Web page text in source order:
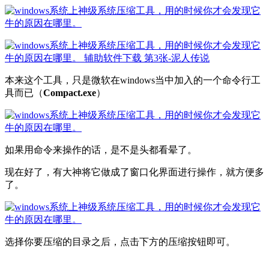
本来这个工具，只是微软在windows当中加入的一个命令行工
具而已（Compact.exe）
如果用命令来操作的话，是不是头都看晕了。
现在好了，有大神将它做成了窗口化界面进行操作，就方便多
了。
选择你要压缩的目录之后，点击下方的压缩按钮即可。